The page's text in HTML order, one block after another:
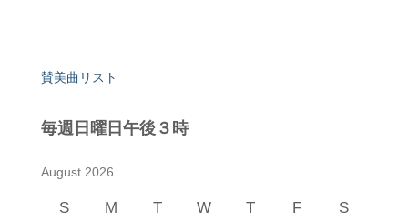
賛美曲リスト
毎週日曜日午後３時
August 2026
S M T W T F S